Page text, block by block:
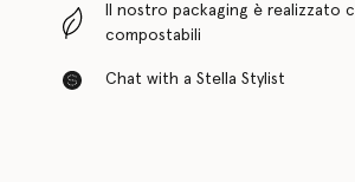
Il nostro packaging è realizzato
compostabili
Chat with a Stella Stylist